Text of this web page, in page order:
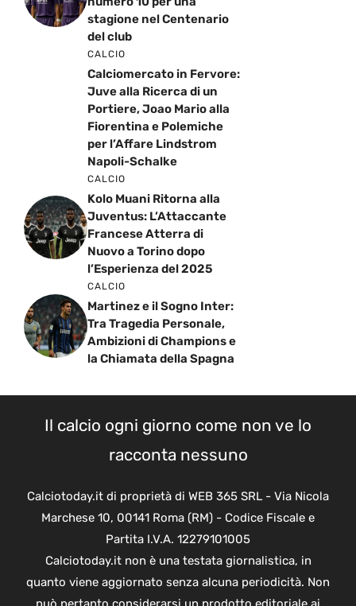
stagione nel Centenario
del club
CALCIO
Calciomercato in Fervore:
Juve alla Ricerca di un
Portiere, Joao Mario alla
Fiorentina e Polemiche
per l’Affare Lindstrom
Napoli-Schalke
CALCIO
Kolo Muani Ritorna alla
Juventus: L’Attaccante
Francese Atterra di
Nuovo a Torino dopo
l’Esperienza del 2025
CALCIO
Martinez e il Sogno Inter:
Tra Tragedia Personale,
Ambizioni di Champions e
la Chiamata della Spagna
Il calcio ogni giorno come non ve lo
racconta nessuno
Calciotoday.it di proprietà di WEB 365 SRL - Via Nicola
Marchese 10, 00141 Roma (RM) - Codice Fiscale e
Partita I.V.A. 12279101005
Calciotoday.it non è una testata giornalistica, in
quanto viene aggiornato senza alcuna periodicità. Non